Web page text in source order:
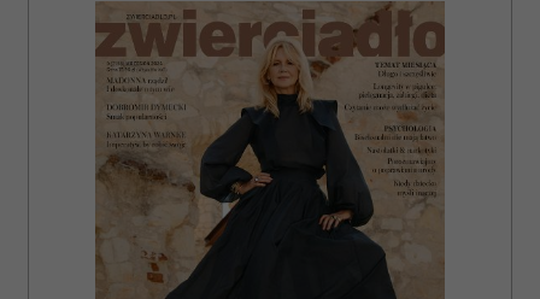
i reklam, aby oferować funkcje społecznościowe i
analizować ruch w naszej witrynie. Informacje o tym, jak
korzystasz z naszej witryny, udostępniamy partnerom
społecznościowym, reklamowym i analitycznym.
Partnerzy mogą połączyć te informacje z innymi danymi
otrzymanymi od Ciebie lub uzyskanymi podczas
korzystania z ich usług.